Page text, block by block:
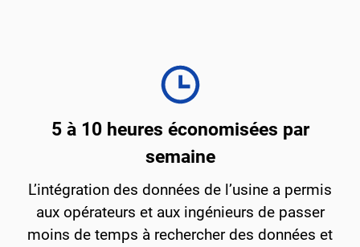
5 à 10 heures économisées par
semaine
L’intégration des données de l’usine a permis
aux opérateurs et aux ingénieurs de passer
moins de temps à rechercher des données et